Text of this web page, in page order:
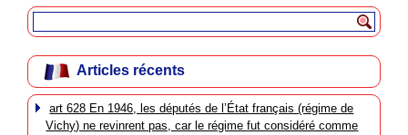
Articles récents
art 628 En 1946, les députés de l’État français (régime de
Vichy) ne revinrent pas, car le régime fut considéré comme